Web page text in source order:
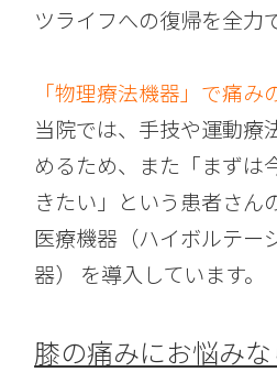
ツライフへの復帰を全力
「物理療法機器」で痛
当院では、手技や運動療
めるため、また「まずは
きたい」という患者さん
医療機器（ハイボルテー
器） を導入しています。
膝の痛みにお悩みな